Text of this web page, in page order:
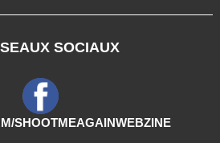
SOCIAUX
SHOOTMEAGAINWEBZINE